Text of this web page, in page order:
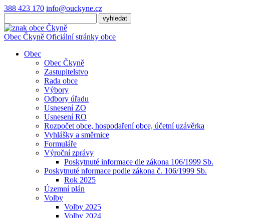
388 423 170 info@ouckyne.cz
Obec Čkyně Oficiální stránky obce
Obec
Obec Čkyně
Zastupitelstvo
Rada obce
Výbory
Odbory úřadu
Usnesení ZO
Usnesení RO
Rozpočet obce, hospodaření obce, účetní uzávěrka
Vyhlášky a směrnice
Formuláře
Výroční zprávy
Poskytnuté informace dle zákona 106/1999 Sb.
Poskytnuté nformace podle zákona č. 106/1999 Sb.
Rok 2025
Územní plán
Volby
Volby 2025
Volby 2024